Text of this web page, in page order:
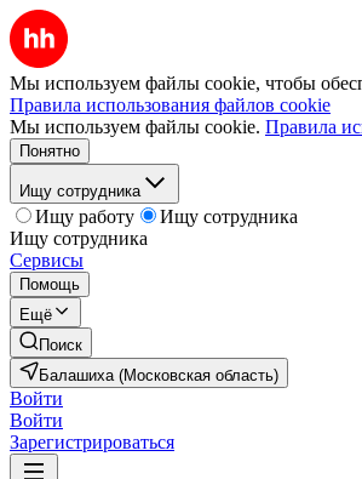
Мы используем файлы cookie, чтобы
Правила использования файлов cookie
Мы используем файлы cookie. Правила
Понятно
Ищу сотрудника
Ищу работу
Ищу сотрудника
Ищу сотрудника
Сервисы
Помощь
Ещё
Поиск
Балашиха (Московская область)
Войти
Войти
Зарегистрироваться